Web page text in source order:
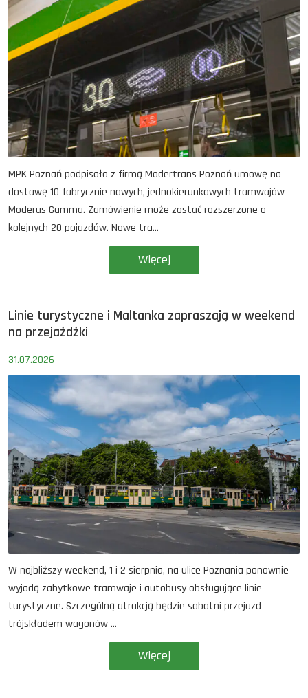
MPK Poznań podpisało z firmą Modertrans Poznań umowę na
dostawę 10 fabrycznie nowych, jednokierunkowych tramwajów
Moderus Gamma. Zamówienie może zostać rozszerzone o
kolejnych 20 pojazdów. Nowe tra...
Więcej
Linie turystyczne i Maltanka zapraszają w weekend
na przejażdżki
31.07.2026
W najbliższy weekend, 1 i 2 sierpnia, na ulice Poznania ponownie
wyjadą zabytkowe tramwaje i autobusy obsługujące linie
turystyczne. Szczególną atrakcją będzie sobotni przejazd
trójskładem wagonów ...
Więcej